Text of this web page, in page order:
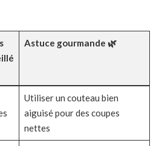
Astuce gourmande 🌿
Utiliser un couteau bien
aiguisé pour des coupes
nettes